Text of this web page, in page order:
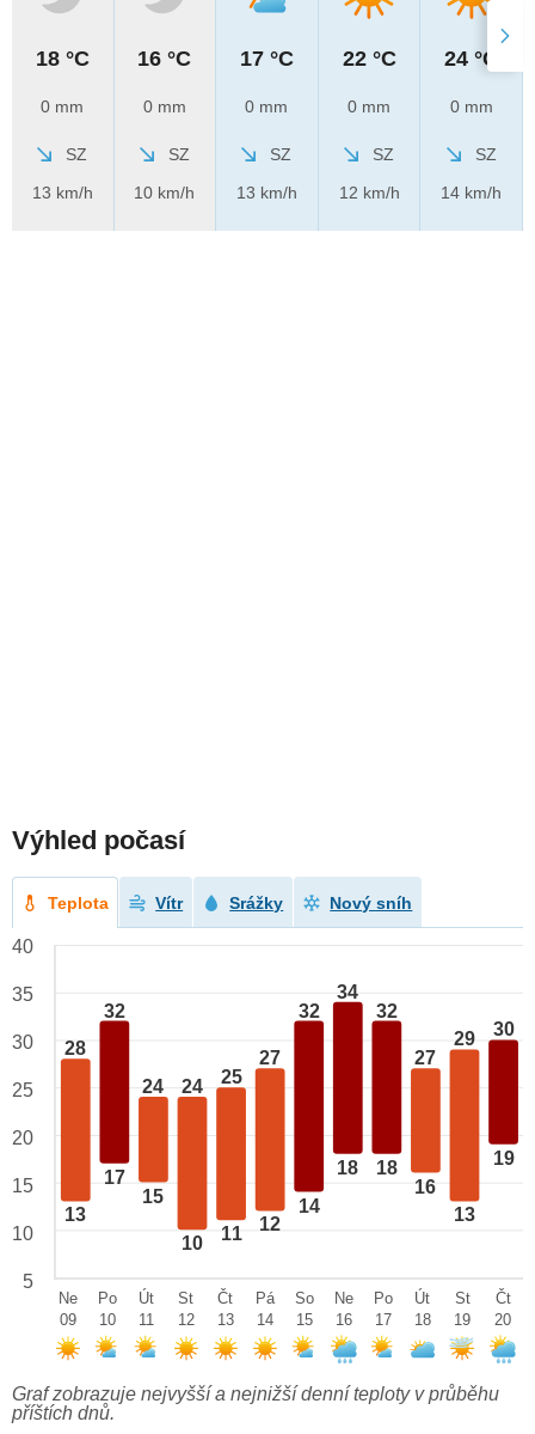
18 °C
0 mm
SZ
13 km/h
16 °C
0 mm
SZ
10 km/h
17 °C
0 mm
SZ
13 km/h
22 °C
0 mm
SZ
12 km/h
24 °C
0 mm
SZ
14 km/h
Výhled počasí
Teplota Vítr Srážky Nový sníh
28
13
32
17
24
15
24
10
25
11
27
12
32
14
34
18
32
18
27
16
29
13
30
19
40
35
30
25
20
15
10
5
Ne
09
Po
10
Út
11
St
12
Čt
13
Pá
14
So
15
Ne
16
Po
17
Út
18
St
19
Čt
20
Graf zobrazuje nejvyšší a nejnižší denní teploty v průběhu
příštích dnů.